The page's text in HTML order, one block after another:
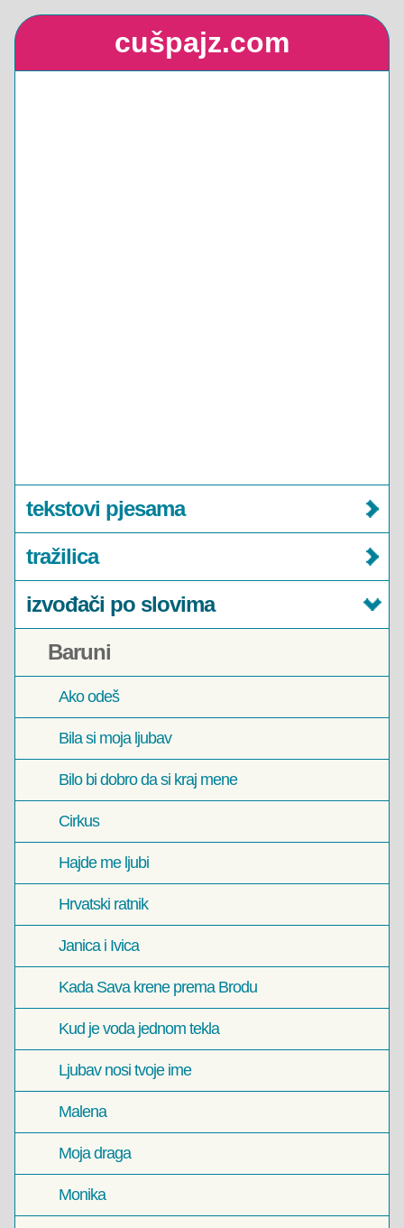
cušpajz.com
tekstovi pjesama
tražilica
izvođači po slovima
Baruni
Ako odeš
Bila si moja ljubav
Bilo bi dobro da si kraj mene
Cirkus
Hajde me ljubi
Hrvatski ratnik
Janica i Ivica
Kada Sava krene prema Brodu
Kud je voda jednom tekla
Ljubav nosi tvoje ime
Malena
Moja draga
Monika